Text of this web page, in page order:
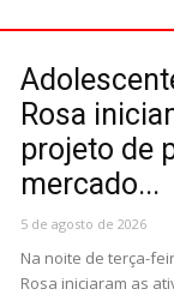
Rosa
projeto de
mercado...
5 de agosto de 2026
Na noite de terça-
Rosa iniciaram as